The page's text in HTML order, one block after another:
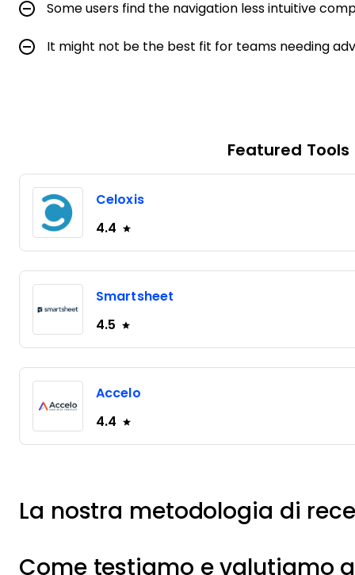
Some users find the navigation less intuitive
It might not be the best fit for teams needing
Featured Tools
Celoxis
4.4
Smartsheet
4.5
Accelo
4.4
La nostra metodologia di
Come testiamo e valutiamo